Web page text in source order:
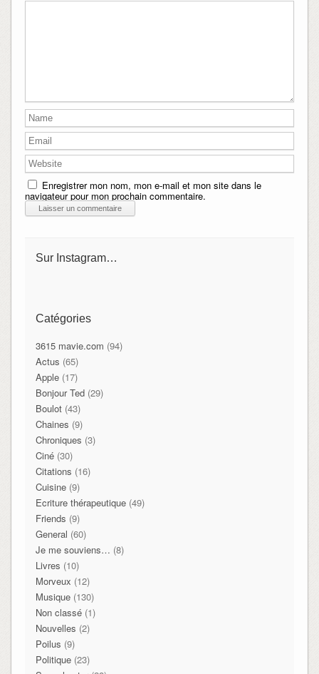
Enregistrer mon nom, mon e-mail et mon site dans le
navigateur pour mon prochain commentaire.
Sur Instagram…
Catégories
3615 mavie.com (94)
Actus (65)
Apple(17)
Bonjour Ted(29)
Boulot(43)
Chaines (9)
Chroniques (3)
Ciné(30)
Citations (16)
Cuisine(9)
Ecriture thérapeutique(49)
Friends (9)
General (60)
Je me souviens… (8)
Livres (10)
Morveux (12)
Musique(130)
Non classé(1)
Nouvelles (2)
Poilus (9)
Politique(23)